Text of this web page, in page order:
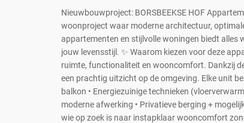
Nieuwbouwproject: BORSBEEKSE HOF
woonproject waar moderne architectuur,
appartementen en stijlvolle woningen biedt alles
jouw levensstijl. ✨ Waarom kiezen voor deze
ruimte, functionaliteit en wooncomfort. Dankzij
een prachtig uitzicht op de omgeving. Elke unit
balkon • Energiezuinige technieken
moderne afwerking • Privatieve berging +
wie op zoek is naar instapklaar wooncomfort